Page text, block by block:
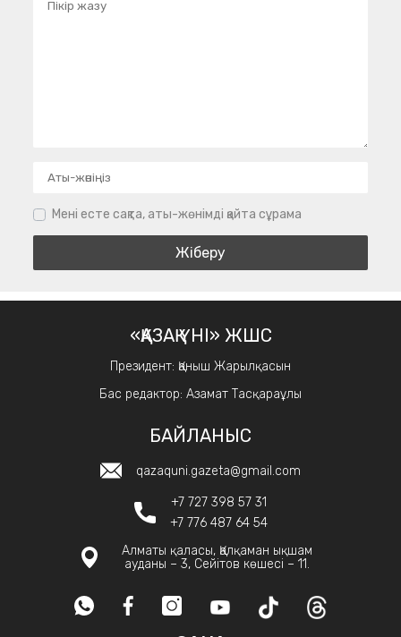
Мені есте сақта, аты-жөнімді қайта сұрама
«ҚАЗАҚ ҮНІ» ЖШС
Президент: Қаныш Жарылқасын
Бас редактор: Азамат Тасқараұлы
БАЙЛАНЫС
qazaquni.gazeta@gmail.com
+7 727 398 57 31
+7 776 487 64 54
Алматы қаласы, Қалқаман ықшам
ауданы – 3, Сейітов көшесі – 11.